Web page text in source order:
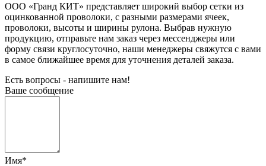
ООО «Гранд КИТ» представляет широкий выбор сетки из
оцинкованной проволоки, с разными размерами ячеек,
проволоки, высоты и ширины рулона. Выбрав нужную
продукцию, отправьте нам заказ через мессенджеры или
форму связи круглосуточно, наши менеджеры свяжутся с вами
в самое ближайшее время для уточнения деталей заказа.
Есть вопросы - напишите нам!
Ваше сообщение
Имя*